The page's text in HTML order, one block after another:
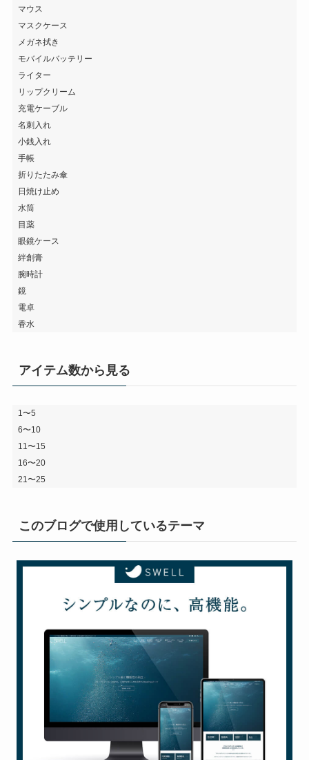
マウス
マスクケース
メガネ拭き
モバイルバッテリー
ライター
リップクリーム
充電ケーブル
名刺入れ
小銭入れ
手帳
折りたたみ傘
日焼け止め
水筒
目薬
眼鏡ケース
絆創膏
腕時計
鏡
電卓
香水
アイテム数から見る
1〜5
6〜10
11〜15
16〜20
21〜25
このブログで使用しているテーマ